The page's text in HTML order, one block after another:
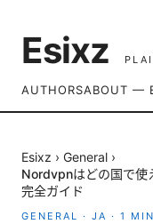
Esixz
AUTHORSABOUT —
Esixz › General ›
Nordvpnはどの国で使
完全ガイド
GENERAL · JA · 1 MIN